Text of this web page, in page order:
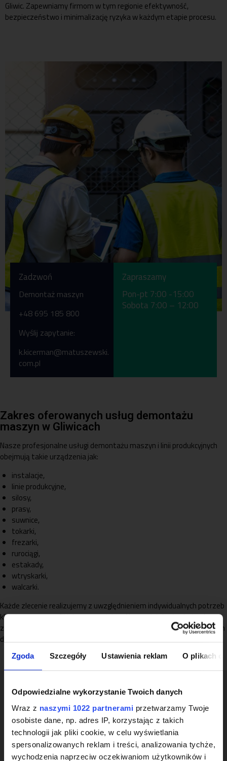
Zgoda Szczegóły Ustawienia reklam O plikach
Odpowiedzialne wykorzystanie Twoich danych
Wraz z naszymi 1022 partnerami przetwarzamy Twoje
osobiste dane, np. adres IP, korzystając z takich
technologii jak pliki cookie, w celu wyświetlania
spersonalizowanych reklam i treści, analizowania tychże,
wychodzenia naprzeciw oczekiwaniom użytkowników i
Gliwic. Zapewniamy firmom w tym regionie efektywność,
bezpieczeństwo i minimalizację ryzyka w każdym etapie procesu.
Pon-pt 7:00 -15:00
+48 56 46 54 888
Zadzwoń
Demontaż maszyn
+48 695 185 800
Wyślij zapytanie:
k.kicerman@matuszewski.
com.pl
Zapraszamy
Pon-pt 7:00 -15:00
Sobota 7:00 – 12:00
Zakres oferowanych usług demontażu
maszyn w Gliwicach
Nasze profesjonalne usługi demontażu maszyn i linii produkcyjnych
obejmują takie urządzenia jak:
instalacje,
linie produkcyjne,
silosy,
prasy,
suwnice,
tokarki,
frezarki,
rurociągi,
estakady,
wtryskarki,
walcarki.
Każde zlecenie realizujemy z uwzględnieniem indywidualnych potrzeb
klienta oraz specyfiki danego projektu. Nasze działania obejmują
zarówno demontaż urządzeń przemysłowych, jak i przygotowanie ich
do transportu, relokacji oraz ponownego montażu w nowej lokalizacji.
Profesjonalny proces demontażu
maszyn przemysłowych
Demontaż maszyn przemysłowych to skomplikowany proces,
który wymaga precyzyjnego podejścia, odpowiednich narzędzi i
doświadczenia.Nasza firma doskonale rozumie specyfikę